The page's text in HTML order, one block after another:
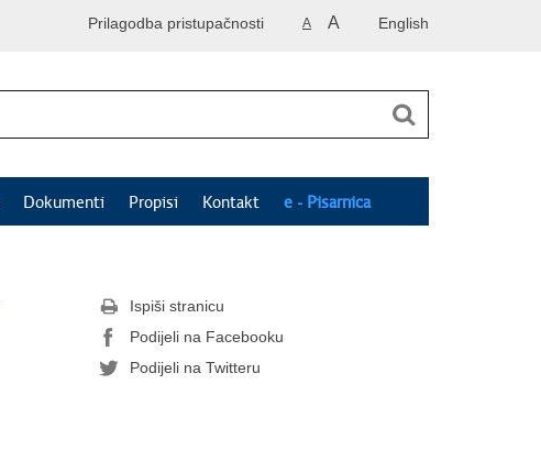
English
A A
Prilagodba pristupačnosti
Dokumenti Propisi Kontakt e - Pisarnica
Ispiši stranicu
Podijeli na Facebooku
Podijeli na Twitteru